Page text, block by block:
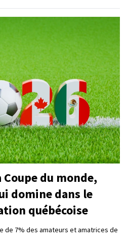
du monde,
domine dans le
québécoise
de 7% des amateurs et amatrices de